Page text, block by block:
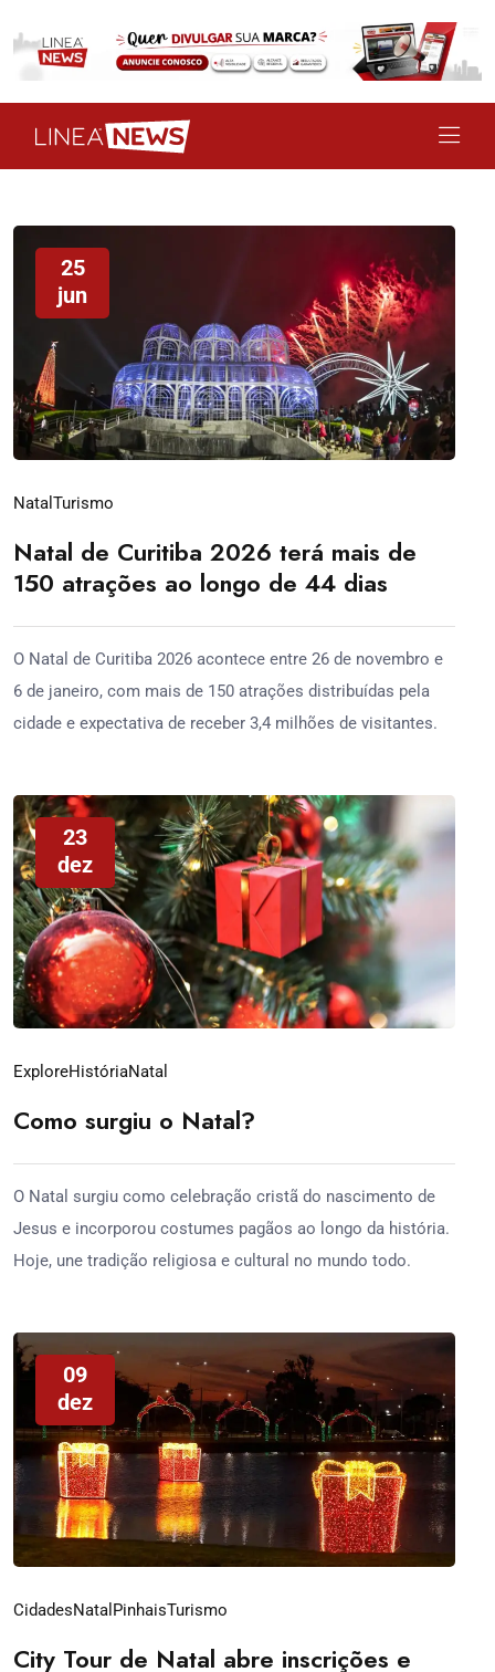
25
jun
Natal Turismo
Natal de Curitiba 2026 terá mais de
150 atrações ao longo de 44 dias
O Natal de Curitiba 2026 acontece entre 26 de novembro e
6 de janeiro, com mais de 150 atrações distribuídas pela
cidade e expectativa de receber 3,4 milhões de visitantes.
23
dez
ExploreHistóriaNatal
Como surgiu o Natal?
O Natal surgiu como celebração cristã do nascimento de
Jesus e incorporou costumes pagãos ao longo da história.
Hoje, une tradição religiosa e cultural no mundo todo.
09
dez
CidadesNatal PinhaisTurismo
City Tour de Natal abre inscrições e